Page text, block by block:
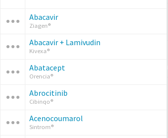
Abacavir
Ziagen®
Abacavir + Lamivudin
Kivexa®
Abatacept
Orencia®
Abrocitinib
Cibinqo®
Acenocoumarol
Sintrom®